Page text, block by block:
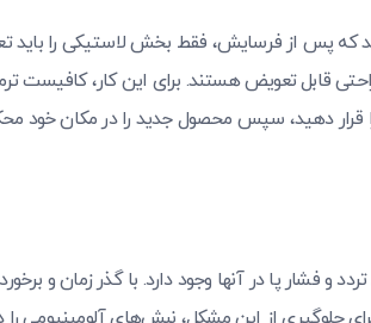
که پس از فرسایش، فقط بخش لاستیکی را باید
قابل تعویض هستند. برای این کار، کافیست
قرار دهید، سپس محصول جدید را در مکان خود
و فشار پا در آنها وجود دارد. با گذر زمان و